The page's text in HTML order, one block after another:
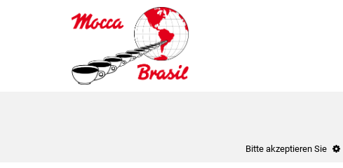
Bitte akzeptieren Sie